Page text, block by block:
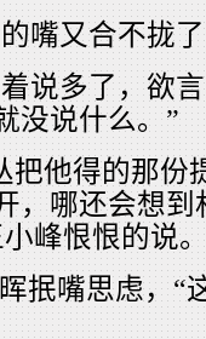
嘴又合不拢
说多了，欲
没说什么。”
把他得的那份
，哪还会想
峰恨恨的说
抿嘴思虑，“